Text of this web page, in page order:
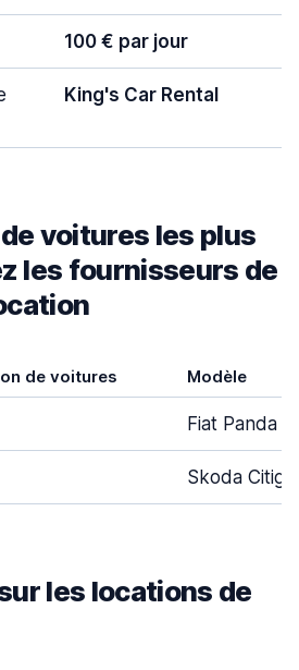
100 € par jour
King's Car Rental
voitures les plus
les fournisseurs de
de voitures Modèle
Fiat Panda
Skoda Citigo
les locations de